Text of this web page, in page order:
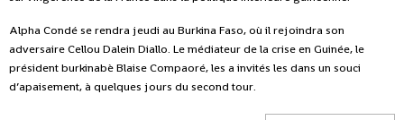
Alpha Condé se rendra jeudi au Burkina Faso, où il rejoindra son
adversaire Cellou Dalein Diallo. Le médiateur de la crise en Guinée, le
président burkinabè Blaise Compaoré, les a invités les dans un souci
d’apaisement, à quelques jours du second tour.